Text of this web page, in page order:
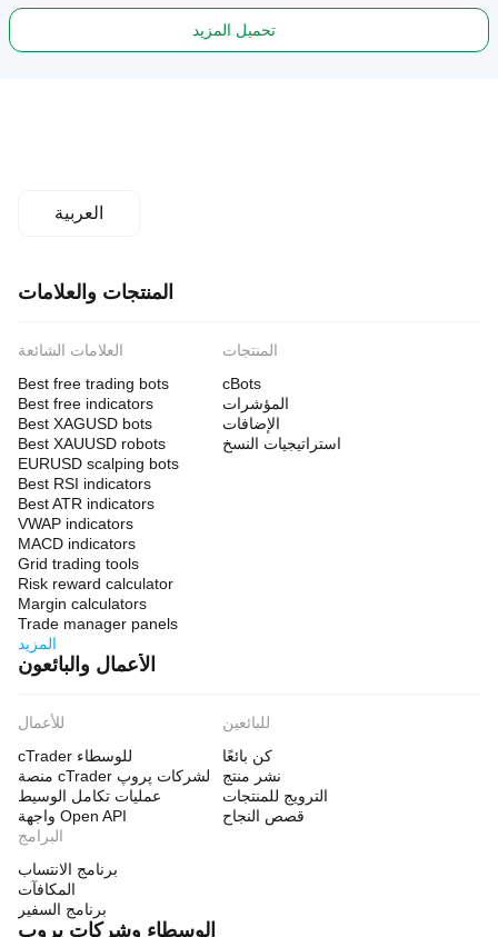
تحميل المزيد
العربية
المنتجات والعلامات
العلامات الشائعة
Best free trading bots
Best free indicators
Best XAGUSD bots
Best XAUUSD robots
EURUSD scalping bots
Best RSI indicators
Best ATR indicators
VWAP indicators
MACD indicators
Grid trading tools
Risk reward calculator
Margin calculators
Trade manager panels
المزيد
المنتجات
cBots
المؤشرات
الإضافات
استراتيجيات النسخ
الأعمال والبائعون
للأعمال
cTrader للوسطاء
منصة cTrader لشركات پروپ
عمليات تكامل الوسيط
واجهة Open API
للبائعين
كن بائعًا
نشر منتج
الترويج للمنتجات
قصص النجاح
البرامج
برنامج الانتساب
المكافآت
برنامج السفير
الوسطاء وشركات پروپ